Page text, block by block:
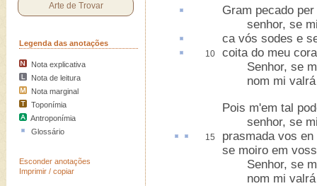
Arte de Trovar
Legenda das anotações
Nota explicativa
Nota de leitura
Nota marginal
Toponímia
Antroponímia
Glossário
Esconder anotações
Imprimir / copiar
Gram pecado per
senhor, se mi
ca vós sodes e
10 coitado meu
Senhor, se mi
nom mi valrá
Pois m'em tal
senhor, se mi
15 prasmadavos en
se moiro em
Senhor, se mi
nom mi valrá